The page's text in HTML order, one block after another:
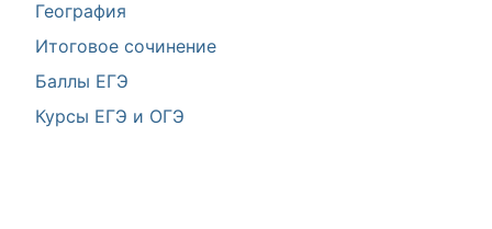
География
Итоговое сочинение
Баллы ЕГЭ
Курсы ЕГЭ и ОГЭ